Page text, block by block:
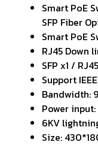
Smart PoE
SFP Fiber
Smart PoE
RJ45 Down
SFP x1 /
Support
Bandwidth:
Power
6KV
Size: